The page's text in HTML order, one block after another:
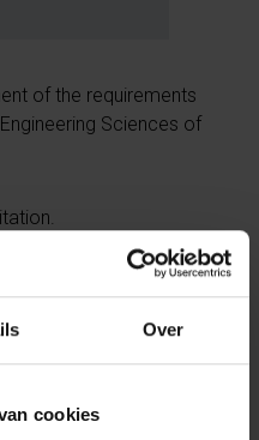
Over
cookies
of the requirements
Sciences of